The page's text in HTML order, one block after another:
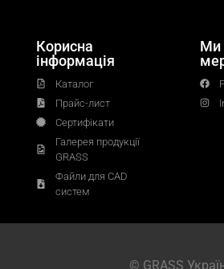
Корисна
інформація
Каталог
Прайс-лист
Сертифікати
Галерея продукції
GRASS
Файли для CAD
систем
Ми
© GRASS